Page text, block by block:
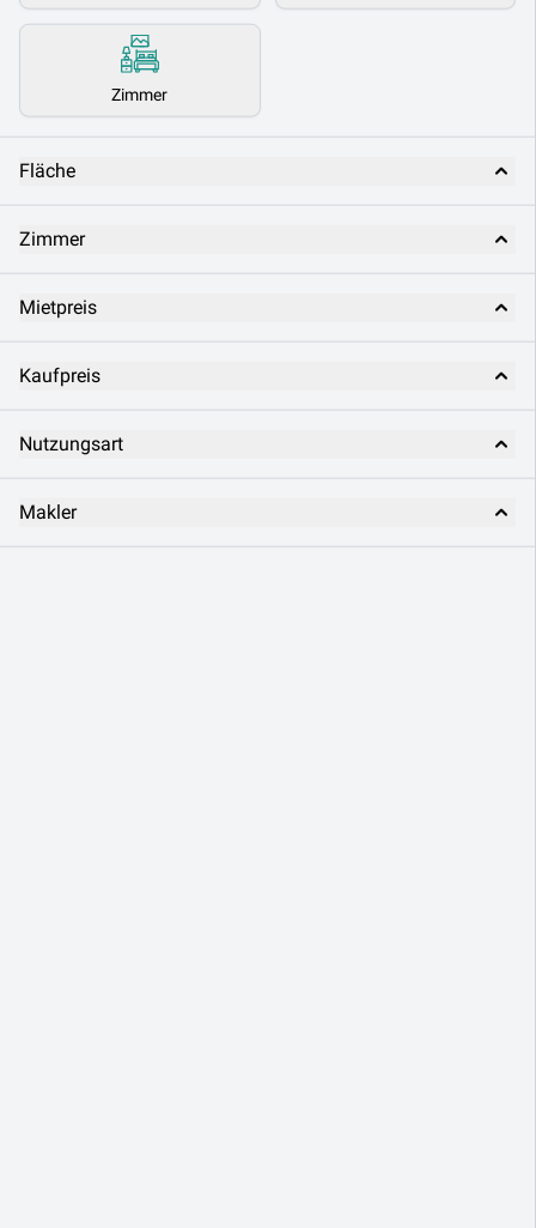
Zimmer
Fläche
Zimmer
Mietpreis
Kaufpreis
Nutzungsart
Makler